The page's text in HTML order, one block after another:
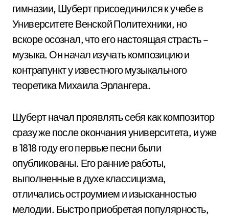
гимназии, Шуберт присоединился к учебе в
Университете Венской Политехники, но
вскоре осознал, что его настоящая страсть –
музыка. Он начал изучать композицию и
контрапункт у известного музыкального
теоретика Михаила Эрлангера.
Шуберт начал проявлять себя как композитор
сразу же после окончания университета, и уже
в 1818 году его первые песни были
опубликованы. Его ранние работы,
выполненные в духе классицизма,
отличались остроумием и изысканностью
мелодии. Быстро приобретая популярность,